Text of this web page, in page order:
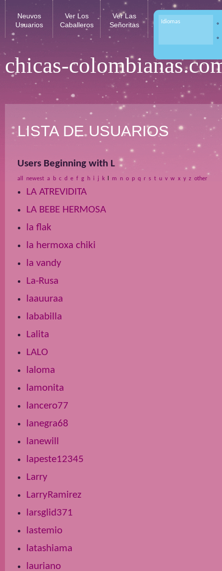
chicas-
Neuvos
Usuarios
Ver Los
Caballeros
Ver Las
Señoritas
Idiomas
LISTA DE USUARIOS
Users Beginning with L
all newest a b c d e f g h i j k m n o p q r s t u v w x y z other
LA ATREVIDITA
LA BEBE HERMOSA
la flak
la hermoxa chiki
la vandy
La-Rusa
laauuraa
lababilla
Lalita
LALO
laloma
lamonita
lancero77
lanegra68
lanewill
lapeste12345
Larry
LarryRamirez
larsglid371
lastemio
latashiama
lauriano